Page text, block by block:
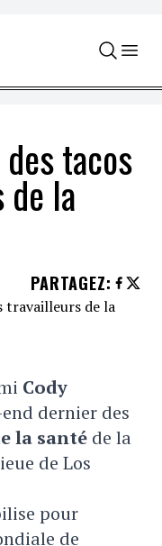
tacos
la
PARTAGEZ:
Cody
dernier des
la santé de la
de Los
pour
de